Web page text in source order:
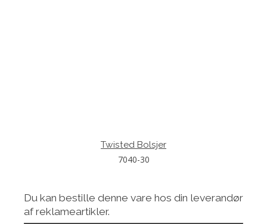
Twisted Bolsjer
7040-30
Du kan bestille denne vare hos din leverandør
af reklameartikler.